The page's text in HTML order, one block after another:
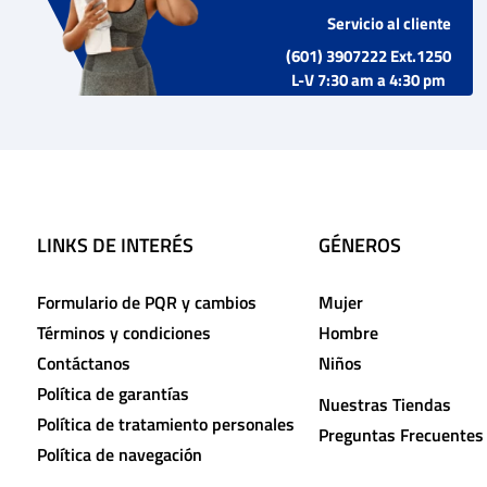
Servicio al cliente
(601) 3907222 Ext.1250
L-V 7:30 am a 4:30 pm
LINKS DE INTERÉS
Formulario de PQR y cambios
Términos y condiciones
Contáctanos
Política de garantías
Política de tratamiento personales
Política de navegación
GÉNEROS
Mujer
Hombre
Niños
Nuestras Tiendas
Preguntas Frecuentes